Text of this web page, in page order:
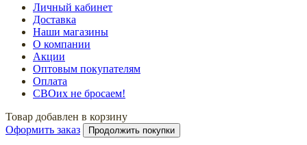
Личный кабинет
Доставка
Наши магазины
О компании
Акции
Оптовым покупателям
Оплата
СВОих не бросаем!
Товар добавлен в корзину
Оформить заказ
Продолжить покупки